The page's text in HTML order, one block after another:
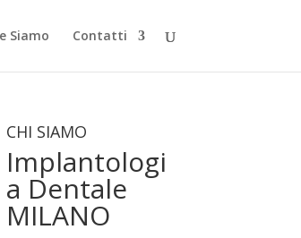
Siamo Contatti
CHI SIAMO
Implantologi
a Dentale
MILANO